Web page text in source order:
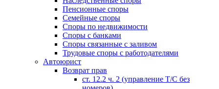
Пенсионные споры
Семейные споры
Cпоры по недвижимости
Споры с банками
Споры связанные с заливом
Трудовые споры с работодателями
Автоюрист
Возврат прав
ст. 12.2 ч. 2 (управление Т/С без